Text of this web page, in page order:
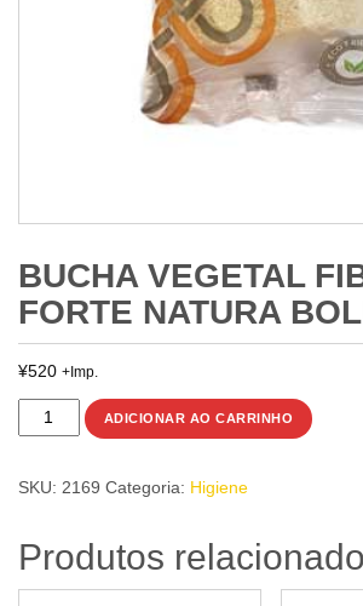
BUCHA VEGETAL
FORTE NATURA
¥520 +Imp.
BUCHA
VEGETAL
BOLD
Un
ADICIONAR AO CARRINHO
SKU: 2169 Categoria: Higiene
Produtos